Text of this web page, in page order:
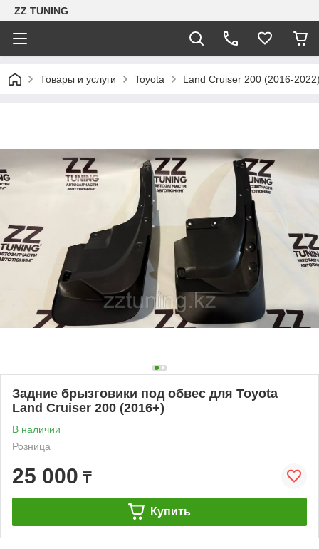
ZZ TUNING
Товары и услуги Toyota Land Cruiser 200 (2016-
Задние брызговики под обвес для Toyota
Land Cruiser 200 (2016+)
В наличии
Розница
25 000 ₸
Купить